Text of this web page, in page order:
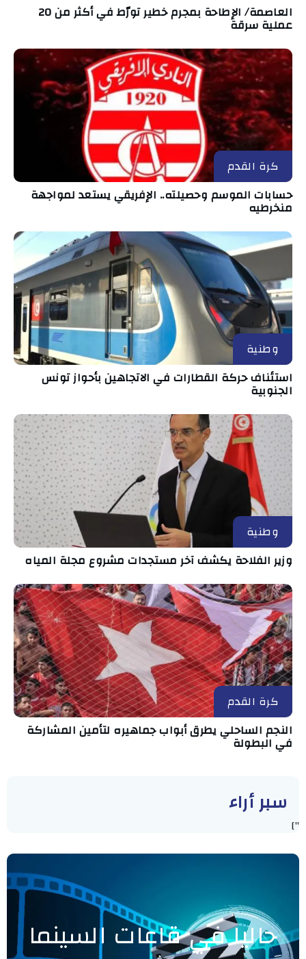
العاصمة/ الإطاحة بمجرم خطير تورّط في أكثر من 20
عملية سرقة
كرة القدم
حسابات الموسم وحصيلته.. الإفريقي يستعد لمواجهة
منخرطيه
وطنية
استئناف حركة القطارات في الاتجاهين بأحواز تونس
الجنوبية
وطنية
وزير الفلاحة يكشف آخر مستجدات مشروع مجلة المياه
كرة القدم
النجم الساحلي يطرق أبواب جماهيره لتأمين المشاركة
في البطولة
سبر أراء
"]
حاليا في قاعات السينما